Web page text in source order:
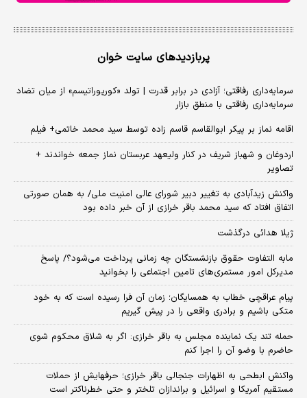
پربازدیدهای سایت خوان
سرمایه‌داری رفاقتی؛ آزادی در برابر قدرت | تولد «کورپوراتیسم» از میان تضاد
سرمایه‌داری رفاقتی با منطق بازار
اقامه نماز بر پیکر ابوالقاسم قاسم زاده توسط سید محمد خاتمی+ فیلم
اردوغان و شهباز شریف در کنار ولیعهد عربستان نماز جمعه خواندند +
تصاویر
واکنش زیدآبادی به تغییر دبیر شورای عالی امنیت ملی/ به همان صورتی
اتفاق افتاد که سید محمد باقر خرازی از آن خبر داده بود
ژیلا هدائی درگذشت
مابه التفاوت حقوق بازنشستگان چه زمانی پرداخت می‌شود؟/ پاسخ
مدیرکل امور مستمری‌های تامین اجتماعی را بخوانید
پیام عراقچی خطاب به همسایگان؛ زمان آن فرا رسیده است که به خود
متکی باشیم و برادری واقعی را در پیش گیریم
حمله تند یک نماینده مجلس به باقر خرازی: اگر به شلاق محکوم شوی
حاضرم با وضو آن را اجرا کنم
واکنش ابطحی به اظهارات جنجالی باقر خرازی؛ حرفهایش از حملات
مستقیم آمریکا و اسرائیل و براندازان تلختر و حتی خطرناکتر است